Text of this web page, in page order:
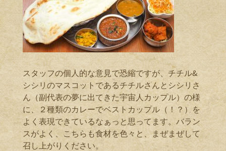
スタッフの個人的な意見で恐縮ですが、チチル&
シシリのマスコットであるチチルさんとシシリさ
ん（副代表の夢に出てきた宇宙人カップル）の様
に、２種類のカレーでベストカップル（！？）を
よく表現できているなぁっと思ってます。バラン
スがよく、こちらも食材を色々と、まぜまぜして
召し上がりください。